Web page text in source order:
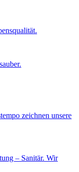
zeichnen unsere
– Sanitär. Wir